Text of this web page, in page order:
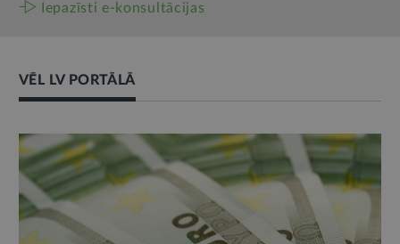
Iepazīsti e-konsultācijas
VĒL LV PORTĀLĀ